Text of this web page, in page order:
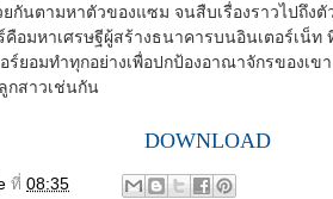
กันตามหาตัวของแซม จนสืบเรื่องราวไปถึงตั
คือมหาเศรษฐีผู้สร้างธนาคารบนอินเตอร์เน็
ร์ยอมทำทุกอย่างเพื่อปกป้องอาณาจักรของเข
กสาวเช่นกัน
DOWNLOAD
ที่ 08:35